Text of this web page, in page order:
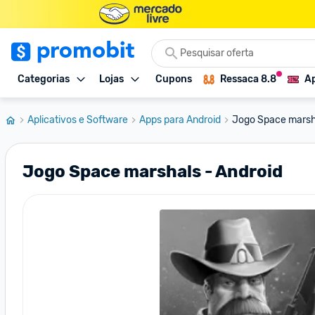
Categorias Lojas Cupons Ressaca 8.8
Aplicativos e Software Apps para Android Jogo Space
Jogo Space marshals - Android